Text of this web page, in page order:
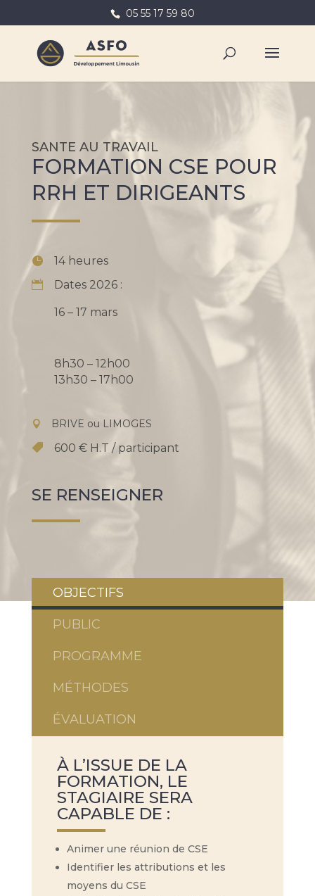
05 55 17 59 80
SANTE AU TRAVAIL
FORMATION CSE POUR
RRH ET DIRIGEANTS
14 heures
Dates 2026 :
16 – 17 mars
8h30 – 12h00
13h30 – 17h00
BRIVE ou LIMOGES
600 € H.T / participant
SE RENSEIGNER
OBJECTIFS
PUBLIC
PROGRAMME
MÉTHODES
ÉVALUATION
À L’ISSUE DE LA
FORMATION, LE
STAGIAIRE SERA
CAPABLE DE :
Animer une réunion de CSE
Identifier les attributions et les
moyens du CSE